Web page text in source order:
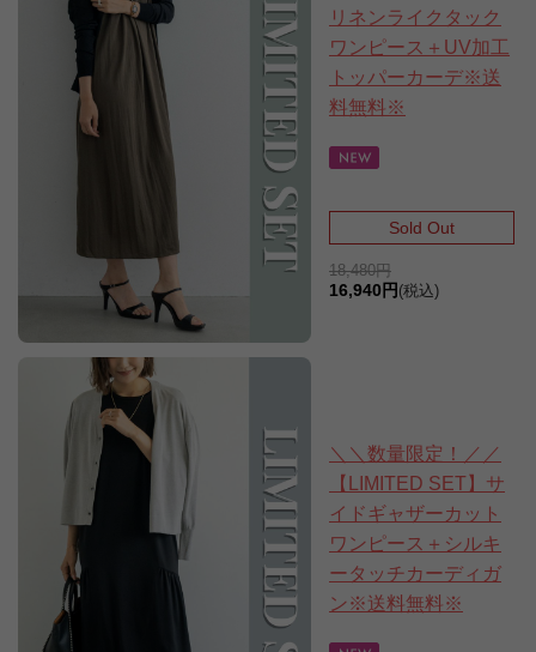
リネンライクタック
ワンピース＋UV加工
トッパーカーデ※送
料無料※
Sold Out
18,480円
16,940円 (税込)
＼＼数量限定！／／
【LIMITED SET】サ
イドギャザーカット
ワンピース＋シルキ
ータッチカーディガ
ン※送料無料※